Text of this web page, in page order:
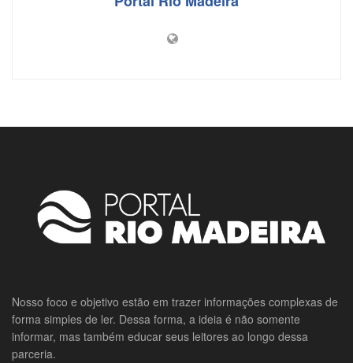
Nosso foco e objetivo estão em trazer informações complexas de
forma simples de ler. Dessa forma, a ideia é não somente
informar, mas também educar seus leitores ao longo dessa
parceria.